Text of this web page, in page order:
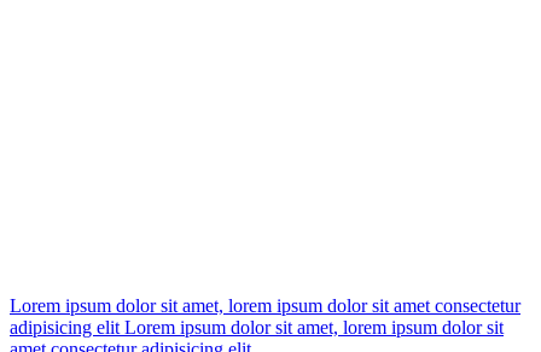
Lorem ipsum dolor sit amet, lorem ipsum dolor sit amet consectetur
adipisicing elit Lorem ipsum dolor sit amet, lorem ipsum dolor sit